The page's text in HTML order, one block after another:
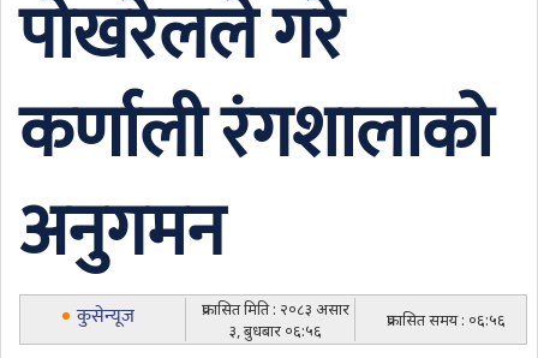
पोखरेलले गरे
कर्णाली रंगशालाको
अनुगमन
कुसेन्यूज
प्रकासित मिति : २०८३ असार
३, बुधबार ०६:५६
प्रकासित समय : ०६:५६